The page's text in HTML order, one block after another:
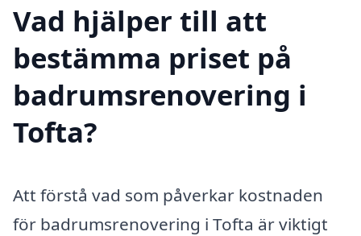
Vad hjälper till att
bestämma priset på
badrumsrenovering i
Tofta?
Att förstå vad som påverkar kostnaden
för badrumsrenovering i Tofta är viktigt